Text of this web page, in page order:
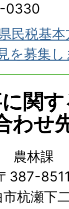
0330
民税基
を募集
関
わせ
農林課
387-
杭瀬下